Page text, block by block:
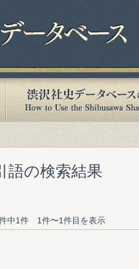
語の検索結果
中1件 1件〜1件目を表示